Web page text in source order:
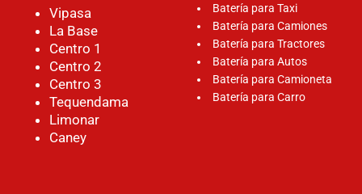
Vipasa
La Base
Centro 1
Centro 2
Centro 3
Tequendama
Limonar
Caney
Batería para Taxi
Batería para Camiones
Batería para Tractores
Batería para Autos
Batería para Camioneta
Batería para Carro